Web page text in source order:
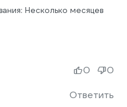
Несколько месяцев
Ответить
0 0